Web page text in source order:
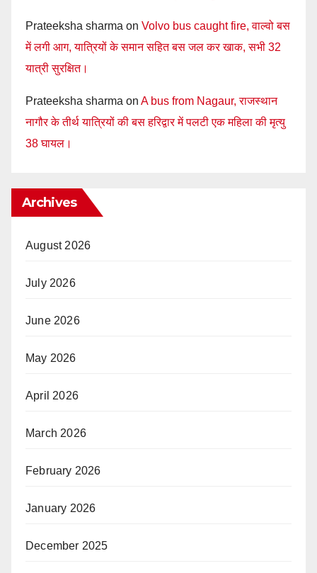
Prateeksha sharma on Volvo bus caught fire, वाल्वो बस
में लगी आग, यात्रियों के समान सहित बस जल कर खाक, सभी 32
यात्री सुरक्षित।
Prateeksha sharma on A bus from Nagaur, राजस्थान
नागौर के तीर्थ यात्रियों की बस हरिद्वार में पलटी एक महिला की मृत्यु
38 घायल।
Archives
August 2026
July 2026
June 2026
May 2026
April 2026
March 2026
February 2026
January 2026
December 2025